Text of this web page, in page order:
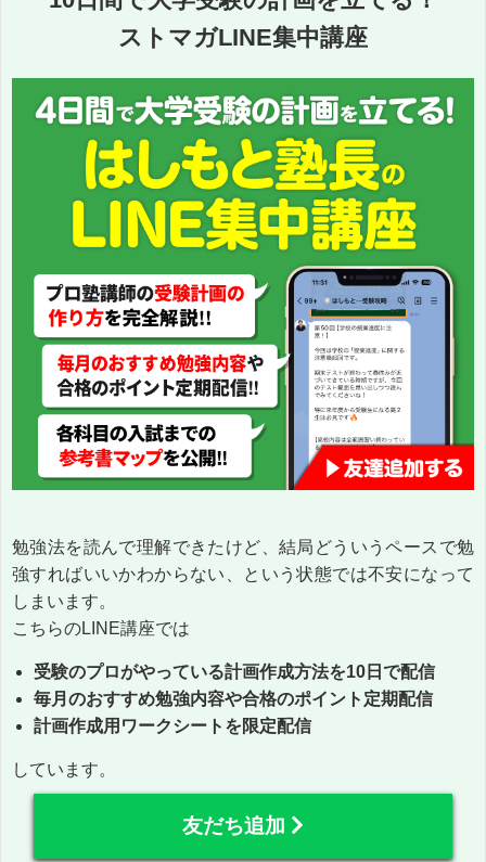
ストマガLINE集中講座
勉強法を読んで理解できたけど、結局どういうペースで勉
強すればいいかわからない、という状態では不安になって
しまいます。
こちらのLINE講座では
受験のプロがやっている計画作成方法を10日で配信
毎月のおすすめ勉強内容や合格のポイント定期配信
計画作成用ワークシートを限定配信
しています。
友だち追加